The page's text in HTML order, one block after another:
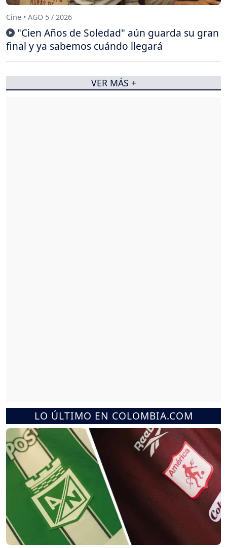
LO ÚLTIMO EN COLOMBIA.COM
Cine • AGO 5 / 2026
"Cien Años de Soledad" aún guarda su gran
final y ya sabemos cuándo llegará
VER MÁS +